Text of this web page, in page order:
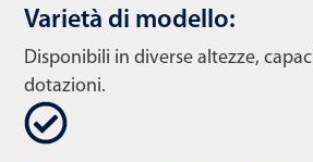
Varietà di modello:
Disponibili in diverse altezze,
dotazioni.